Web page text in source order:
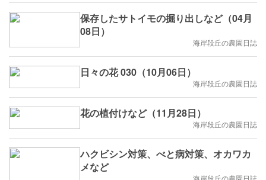
保存したサトイモの掘り出しなど（04月
08日）
海岸段丘の農園日誌
日々の花 030（10月06日）
海岸段丘の農園日誌
花の植付けなど（11月28日）
海岸段丘の農園日誌
ハクビシン対策、べと病対策、オカワカ
メなど
海岸段丘の農園日誌